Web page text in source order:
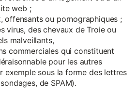
web ;
offensants ou pornographiques ;
virus, des chevaux de Troie ou
malveillants,
commerciales qui constituent
pour les autres
exemple sous la forme des lettres
de SPAM).